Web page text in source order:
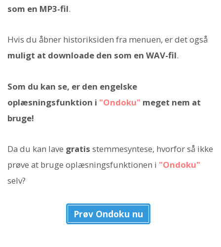
som en MP3-fil.
Hvis du åbner historiksiden fra menuen, er det også
muligt at downloade den som en WAV-fil.
Som du kan se, er den engelske
oplæsningsfunktion i "Ondoku" meget nem at
bruge!
Da du kan lave gratis stemmesyntese, hvorfor så ikke
prøve at bruge oplæsningsfunktionen i "Ondoku"
selv?
Prøv Ondoku nu